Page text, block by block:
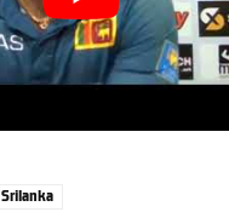
Srilanka